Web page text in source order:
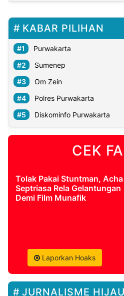
KABAR PILIHAN
Purwakarta
Sumenep
Om Zein
Polres Purwakarta
Diskominfo Purwakarta
CEK
Tolak Pakai Stuntman, Acha
Septriasa Rela Gelantungan
Demi Film Munafik
Laporkan Hoaks
JURNALISME HIJAU